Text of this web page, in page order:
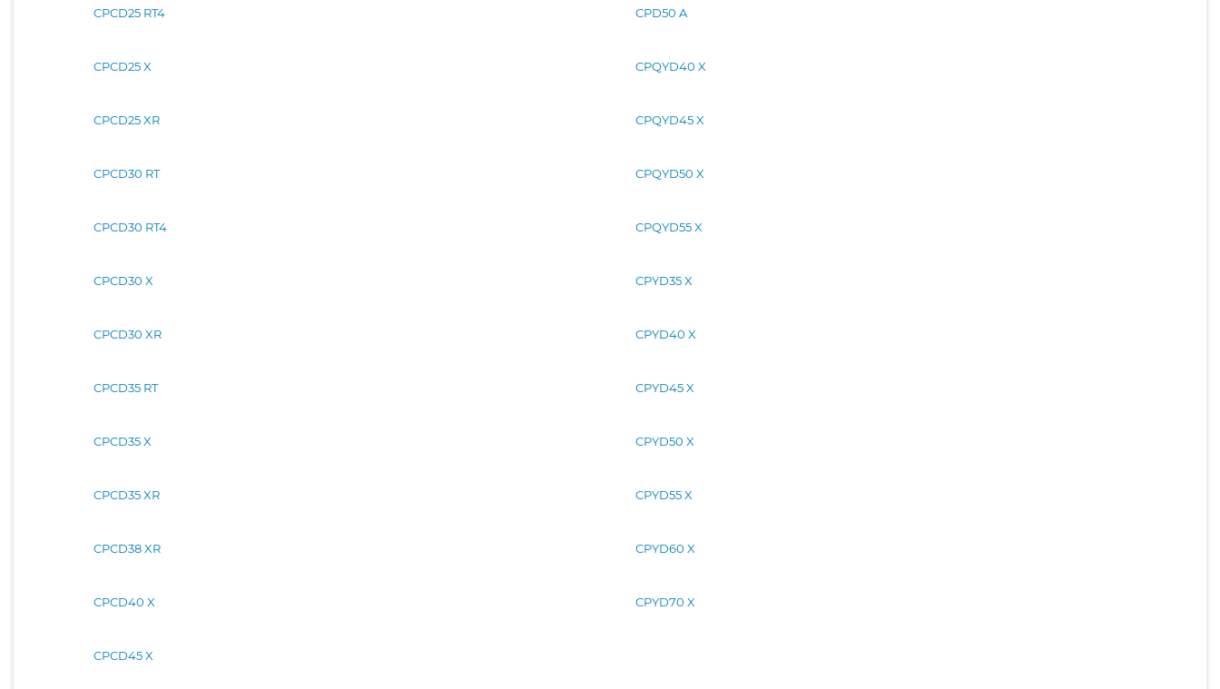
CPCD25 RT4
CPCD25 X
CPCD25 XR
CPCD30 RT
CPCD30 RT4
CPCD30 X
CPCD30 XR
CPCD35 RT
CPCD35 X
CPCD35 XR
CPCD38 XR
CPCD40 X
CPCD45 X
CPD50 A
CPQYD40 X
CPQYD45 X
CPQYD50 X
CPQYD55 X
CPYD35 X
CPYD40 X
CPYD45 X
CPYD50 X
CPYD55 X
CPYD60 X
CPYD70 X